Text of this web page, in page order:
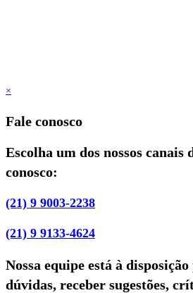
×
Fale conosco
Escolha um dos nossos canais
conosco:
(21) 9 9003-2238
(21) 9 9133-4624
Nossa equipe está à
dúvidas, receber sugestões,